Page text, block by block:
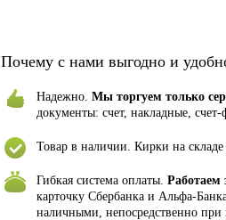
Почему с нами выгодно и
Надежно. Мы торгуем только
документы: счет, накладные, счет-
Товар в наличии. Кирки на
Гибкая система оплаты. Работаем
карточку Сбербанка и Альфа-
наличными, непосредственно при